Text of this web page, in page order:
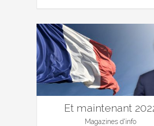
Et maintenant
Magazines d'info